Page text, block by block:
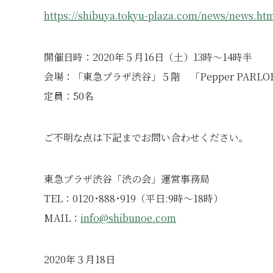
https://shibuya.tokyu-plaza.com/news/
開催日時：2020年５月16日（土）13時～14時半
会場：「東急プラザ渋谷」５階 「Pepper
定員：50名
ご不明な点は下記までお問い合わせください。
東急プラザ渋谷「渋の会」運営事務局
TEL：0120･888･919（平日:9時～18時）
MAIL： info@shibunoe.com
2020年３月18日